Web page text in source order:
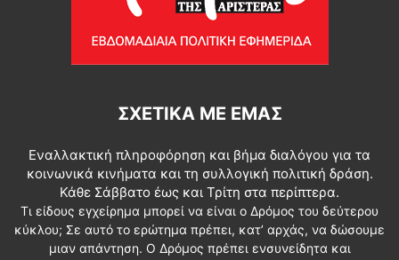
ΣΧΕΤΙΚΆ ΜΕ ΕΜΆΣ
Εναλλακτική πληροφόρηση και βήμα διαλόγου για τα
κοινωνικά κινήματα και τη συλλογική πολιτική δράση.
Κάθε Σάββατο έως και Τρίτη στα περίπτερα.
Τι είδους εγχείρημα μπορεί να είναι ο Δρόμος του δεύτερου
κύκλου; Σε αυτό το ερώτημα πρέπει, κατ’ αρχάς, να δώσουμε
μιαν απάντηση. Ο Δρόμος πρέπει ενσυνείδητα και